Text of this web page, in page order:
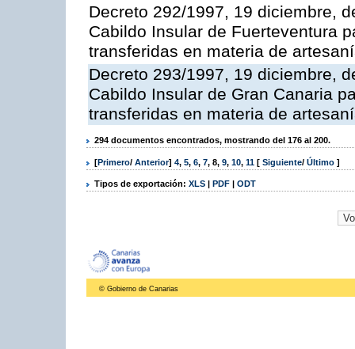
Decreto 292/1997, 19 diciembre,
Cabildo Insular de Fuerteventura
transferidas en materia de
Decreto 293/1997, 19 diciembre,
Cabildo Insular de Gran Canaria
transferidas en materia de
294 documentos encontrados, mostrando del 176 al 200.
[Primero/ Anterior] 4, 5, 6, 7, 8, 9, 10, 11 [ Siguiente/ Último ]
Tipos de exportación: XLS | PDF | ODT
© Gobierno de Canarias